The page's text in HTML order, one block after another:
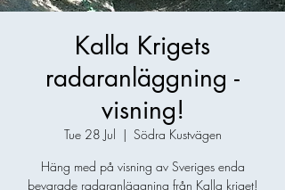
Kalla Krigets
radaranläggning -
visning!
Tue 28 Jul
  |
Södra Kustvägen
Häng med på visning av Sveriges enda
bevarade radaranläggning från Kalla kriget!